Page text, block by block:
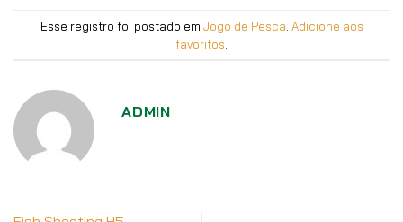
Esse registro foi postado em Jogo de Pesca Adicione aos
favoritos
ADMIN